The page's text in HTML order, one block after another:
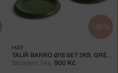
−20 %
TALÍŘ BARRO Ø18 SET 2KS, GREEN
HAY
Skladem 1 ks, 900 Kč